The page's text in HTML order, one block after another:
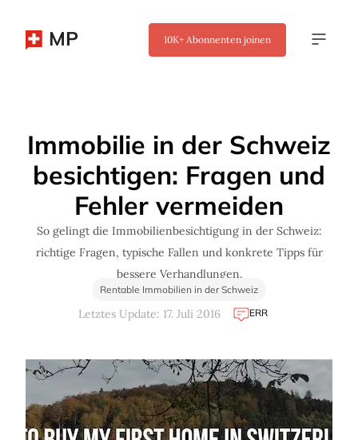
MP 10K+ Abonnenten joinen
Immobilie in der Schweiz
besichtigen: Fragen und
Fehler vermeiden
So gelingt die Immobilienbesichtigung in der Schweiz:
richtige Fragen, typische Fallen und konkrete Tipps für
bessere Verhandlungen.
Rentable Immobilien in der Schweiz
Letztes Update: 17. Juli 2016 ERR